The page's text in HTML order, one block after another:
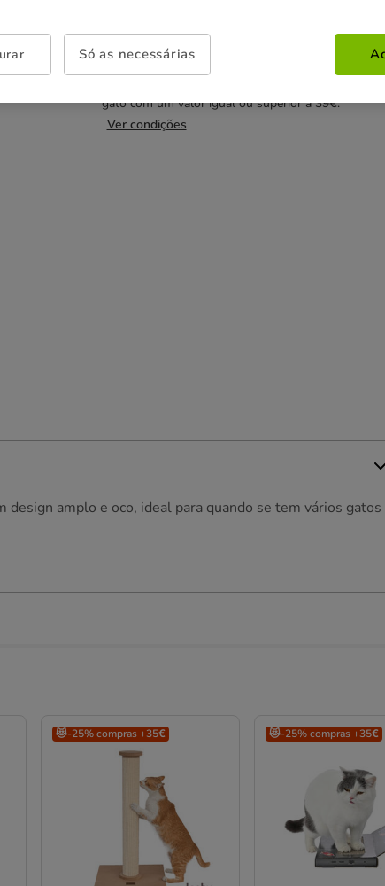
Não perca esta promoção
gato com um valor igual ou superior a 39€.
Ver condições
amplo e oco, ideal para quando se tem vários gatos
😻-25% compras +35€ 😻-25% compras +35€
Só as necessárias